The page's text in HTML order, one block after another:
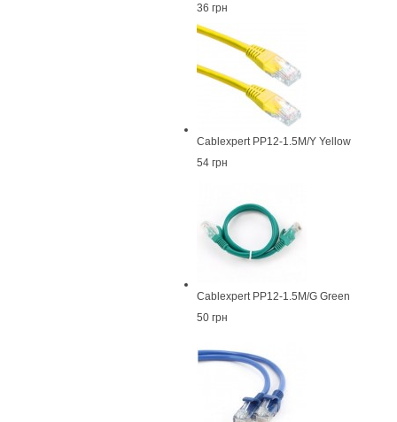
36 грн
Cablexpert PP12-1.5M/Y Yellow
54 грн
Cablexpert PP12-1.5M/G Green
50 грн